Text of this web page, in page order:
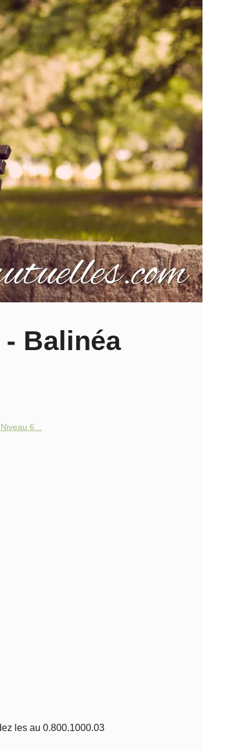
Balinéa
6...
les au 0.800.1000.03